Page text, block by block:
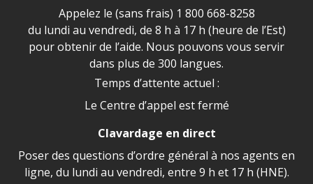
Appelez le (sans frais) 1 800 668-8258
du lundi au vendredi, de 8 h à 17 h (heure de l’Est)
pour obtenir de l’aide. Nous pouvons vous servir
dans plus de 300 langues.
Temps d’attente actuel :
Le Centre d’appel est fermé
Clavardage en direct
Poser des questions d’ordre général à nos agents en
ligne, du lundi au vendredi, entre 9 h et 17 h (HNE).